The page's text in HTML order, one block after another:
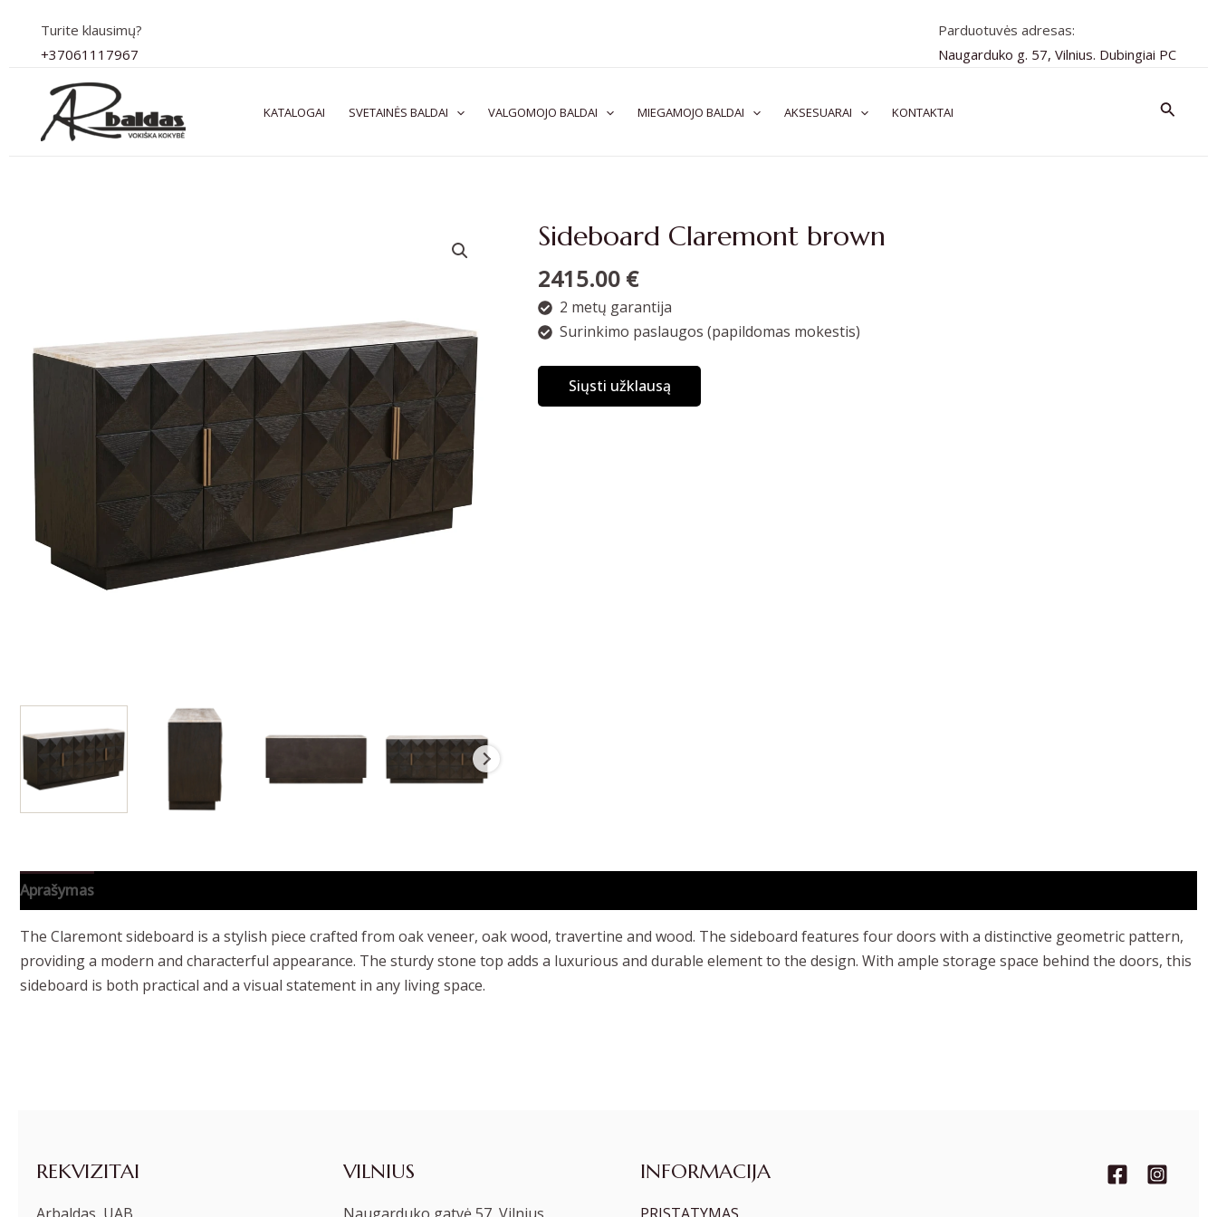
turinio
Turite klausimų?
+37061117967
Parduotuvės adresas:
Naugarduko g. 57, Vilnius. Dubingiai PC
KATALOGAI SVETAINĖS BALDAI VALGOMOJO BALDAI MIEGAMOJO BALDAI AKSESUARAI KONTAKTAI Paieška
Sideboard Claremont brown
2415.00 €
2 metų garantija
Surinkimo paslaugos (papildomas mokestis)
Siųsti užklausą
Aprašymas
The Claremont sideboard is a stylish piece crafted from oak veneer, oak wood, travertine and wood. The sideboard features four doors with a distinctive geometric pattern,
providing a modern and characterful appearance. The sturdy stone top adds a luxurious and durable element to the design. With ample storage space behind the doors, this
sideboard is both practical and a visual statement in any living space.
REKVIZITAI VILNIUS INFORMACIJA